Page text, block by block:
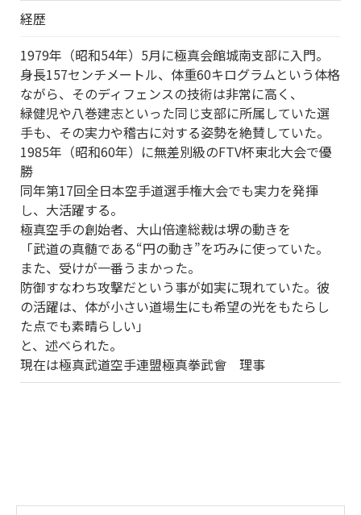
経歴
1979年（昭和54年）5月に極真会館城南支部に入門。
身長157センチメートル、体重60キログラムという体格
ながら、そのディフェンスの技術は非常に高く、
緑健児や八巻建志といった同じ支部に所属していた選
手も、その実力や稽古に対する姿勢を絶賛していた。
1985年（昭和60年）に無差別級のFTV杯東北大会で優
勝
同年第17回全日本空手道選手権大会でも実力を発揮
し、大活躍する。
極真空手の創始者、大山倍達総裁は堺の動きを
「武道の真髄である“円の動き”を巧みに使っていた。
また、受けが一番うまかった。
防御すなわち攻撃だという事が如実に現れていた。彼
の活躍は、体が小さい道場生にも希望の光をもたらし
た点でも素晴らしい」
と、述べられた。
現在は極真武道空手連盟極真拳武會 理事